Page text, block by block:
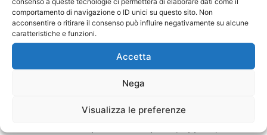
comportamento di navigazione o ID unici su questo sito. Non
acconsentire o ritirare il consenso può influire negativamente su alcune
caratteristiche e funzioni.
Accetta
Nega
Visualizza le preferenze
ogni giorno a noi con la piena consapevolezza
che riusciranno a realizzare i propri desideri.
Perché solitamente si vende un orologio di
Scegliendo la nostra ditta specializzata nel
Compro Orologi Usati Metro Pietralata
perché siete intenzionati ad acquistare un